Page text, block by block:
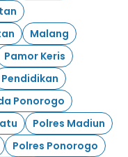
Malang
Pamor Keris
Pendidikan
Ponorogo
Polres Madiun
Polres Ponorogo